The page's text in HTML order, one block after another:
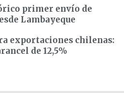
primer envío de
Lambayeque
exportaciones chilenas:
de 12,5%